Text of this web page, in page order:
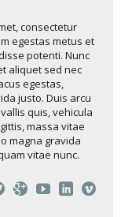
consectetur
egestas metus et
potenti. Nunc
aliquet sed nec
egestas,
justo. Duis arcu
quis, vehicula
massa vitae
magna gravida
vitae nunc.